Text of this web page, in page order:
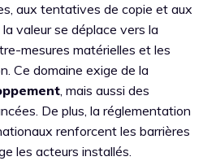
aux tentatives de copie et aux
valeur se déplace vers la
mesures matérielles et les
Ce domaine exige de la
, mais aussi des
De plus, la réglementation
renforcent les barrières
les acteurs installés.